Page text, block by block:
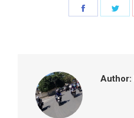
Author: